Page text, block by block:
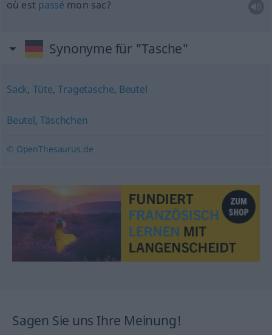
où est passé mon sac?
Synonyme für "Tasche"
Sack, Tüte,Tragetasche, Beutel
Beutel,Täschchen
© OpenThesaurus.de
Sagen Sie uns Ihre Meinung!